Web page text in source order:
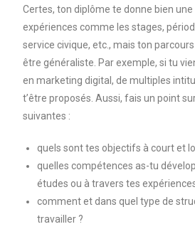
Certes, ton diplôme te donne bien
expériences comme les stages,
service civique, etc., mais ton
être généraliste. Par exemple, si tu
en marketing digital, de multiples
t’être proposés. Aussi, fais un point
suivantes :
quels sont tes objectifs à court et
quelles compétences as-tu
études ou à travers tes
comment et dans quel type de
travailler ?